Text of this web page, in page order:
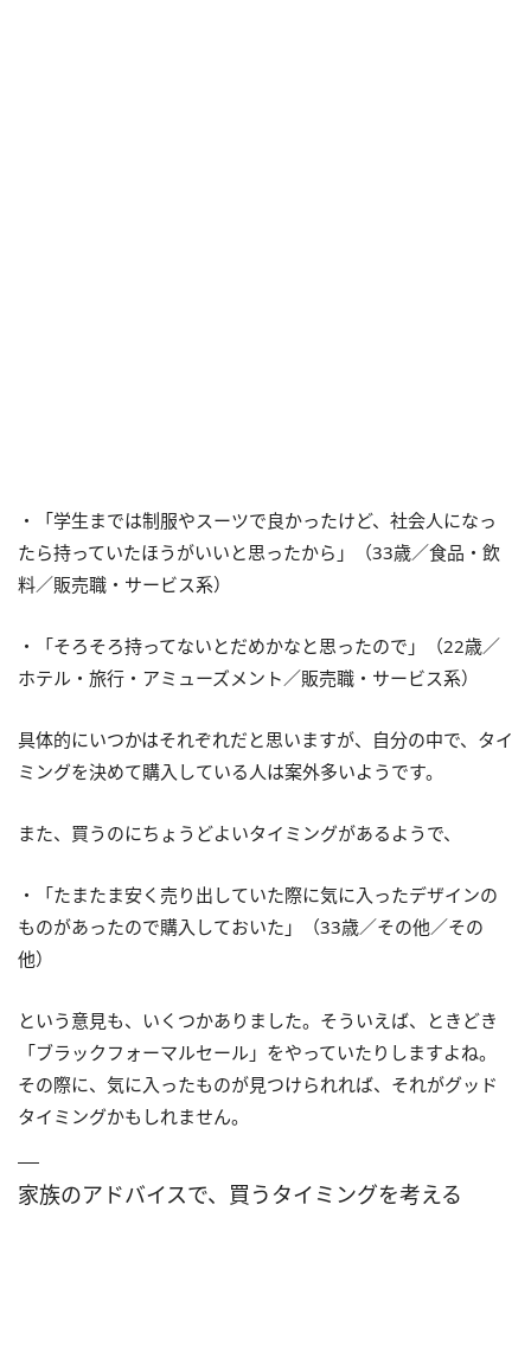
・「学生までは制服やスーツで良かったけど、社会人になっ
たら持っていたほうがいいと思ったから」（33歳／食品・飲
料／販売職・サービス系）
・「そろそろ持ってないとだめかなと思ったので」（22歳／
ホテル・旅行・アミューズメント／販売職・サービス系）
具体的にいつかはそれぞれだと思いますが、自分の中で、タイ
ミングを決めて購入している人は案外多いようです。
また、買うのにちょうどよいタイミングがあるようで、
・「たまたま安く売り出していた際に気に入ったデザインの
ものがあったので購入しておいた」（33歳／その他／その
他）
という意見も、いくつかありました。そういえば、ときどき
「ブラックフォーマルセール」をやっていたりしますよね。
その際に、気に入ったものが見つけられれば、それがグッド
タイミングかもしれません。
家族のアドバイスで、買うタイミングを考える